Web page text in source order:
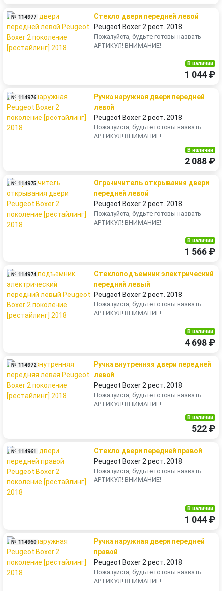
№ 114977
Стекло двери передней левой
Peugeot Boxer 2 рест. 2018
Пожалуйста, будьте готовы назвать
АРТИКУЛ! ВНИМАНИЕ!
В наличии
1 044 ₽
№ 114976
Ручка наружная двери передней
левой
Peugeot Boxer 2 рест. 2018
Пожалуйста, будьте готовы назвать
АРТИКУЛ! ВНИМАНИЕ!
В наличии
2 088 ₽
№ 114975
Ограничитель открывания двери
передней левой
Peugeot Boxer 2 рест. 2018
Пожалуйста, будьте готовы назвать
АРТИКУЛ! ВНИМАНИЕ!
В наличии
1 566 ₽
№ 114974
Стеклоподъемник электрический
передний левый
Peugeot Boxer 2 рест. 2018
Пожалуйста, будьте готовы назвать
АРТИКУЛ! ВНИМАНИЕ!
В наличии
4 698 ₽
№ 114972
Ручка внутренняя двери передней
левой
Peugeot Boxer 2 рест. 2018
Пожалуйста, будьте готовы назвать
АРТИКУЛ! ВНИМАНИЕ!
В наличии
522 ₽
№ 114961
Стекло двери передней правой
Peugeot Boxer 2 рест. 2018
Пожалуйста, будьте готовы назвать
АРТИКУЛ! ВНИМАНИЕ!
В наличии
1 044 ₽
№ 114960
Ручка наружная двери передней
правой
Peugeot Boxer 2 рест. 2018
Пожалуйста, будьте готовы назвать
АРТИКУЛ! ВНИМАНИЕ!